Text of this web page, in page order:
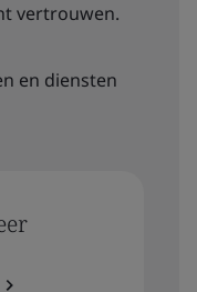
vertrouwen.
en diensten